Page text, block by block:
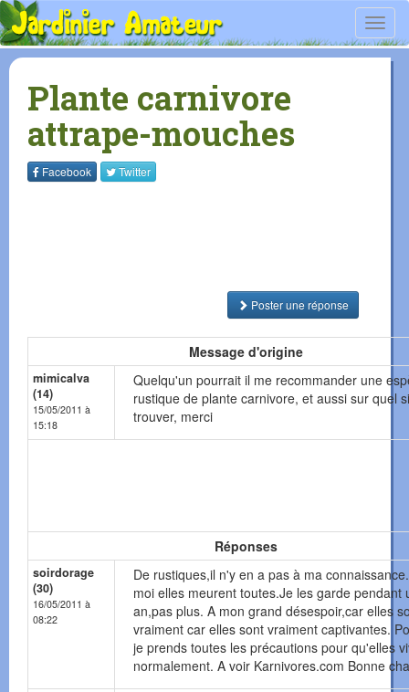
Plante carnivore
attrape-mouches
Facebook Twitter
Poster une réponse
Message d'origine
mimicalva
(14)
15/05/2011 à
15:18
Quelqu'un pourrait il me recommander une
rustique de plante carnivore, et aussi sur quel
trouver, merci
Réponses
soirdorage
(30)
16/05/2011 à
08:22
De rustiques,il n'y en a pas à ma
moi elles meurent toutes.Je les garde pendant
an,pas plus. A mon grand désespoir,car elles
vraiment car elles sont vraiment captivantes.
je prends toutes les précautions pour qu'elles
normalement. A voir Karnivores.com Bonne